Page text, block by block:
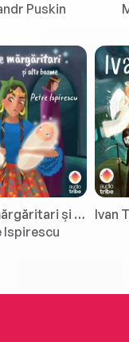
Puskin
Înșir-te mărgăritari și alte basme
Ispirescu